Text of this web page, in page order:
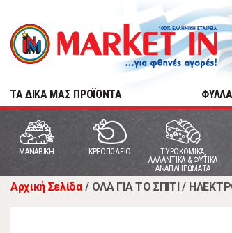
TA ΔΙΚΑ ΜΑΣ ΠΡΟΪΟΝΤΑ
MANABIKH ΚΡΕΟΠΩΛΕΙΟ
ΤΥΡΟΚΟΜΙΚΑ,
ΑΛΛΑΝΤΙΚΑ & ΦΥΤΙΚΑ
ΑΝΑΠΛΗΡΩΜΑΤΑ
Αρχική Σελίδα / ΟΛΑ ΓΙΑ ΤΟ ΣΠΙΤΙ /